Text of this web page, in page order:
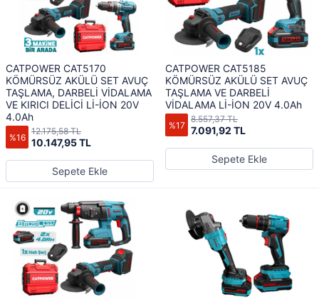
CATPOWER CAT5170
KÖMÜRSÜZ AKÜLÜ SET AVUÇ
TAŞLAMA, DARBELİ VİDALAMA
VE KIRICI DELİCİ Lİ-İON 20V
4.0Ah
%16 10.147,95 TL
12.175,58 TL
Sepete Ekle
CATPOWER CAT5185
KÖMÜRSÜZ AKÜLÜ SET AVUÇ
TAŞLAMA VE DARBELİ
VİDALAMA Lİ-İON 20V 4.0Ah
%17 7.091,92 TL
8.557,37 TL
Sepete Ekle